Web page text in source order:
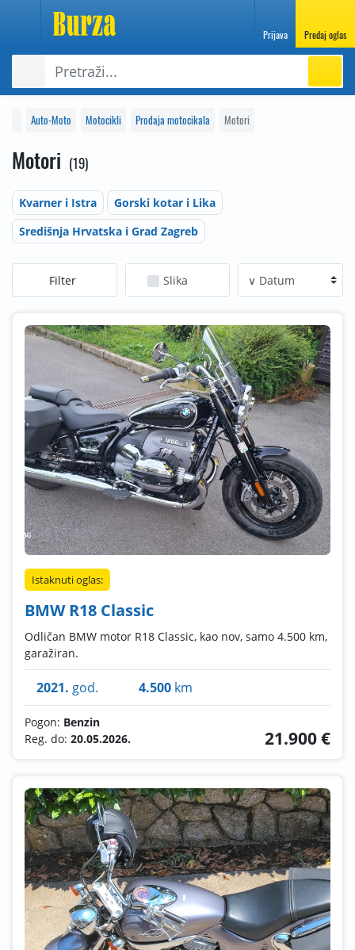
Prijava Predaj oglas
Auto-Moto Motocikli Prodaja motocikala Motori
Motori 19
Kvarner i Istra
Gorski kotar i Lika
Središnja Hrvatska i Grad Zagreb
Filter Slika
Istaknuti oglas:
BMW R18 Classic
Odličan BMW motor R18 Classic, kao nov, samo 4.500 km,
garažiran.
2021. god. 4.500km
Pogon: Benzin
Reg. do: 20.05.2026. 21.900 €